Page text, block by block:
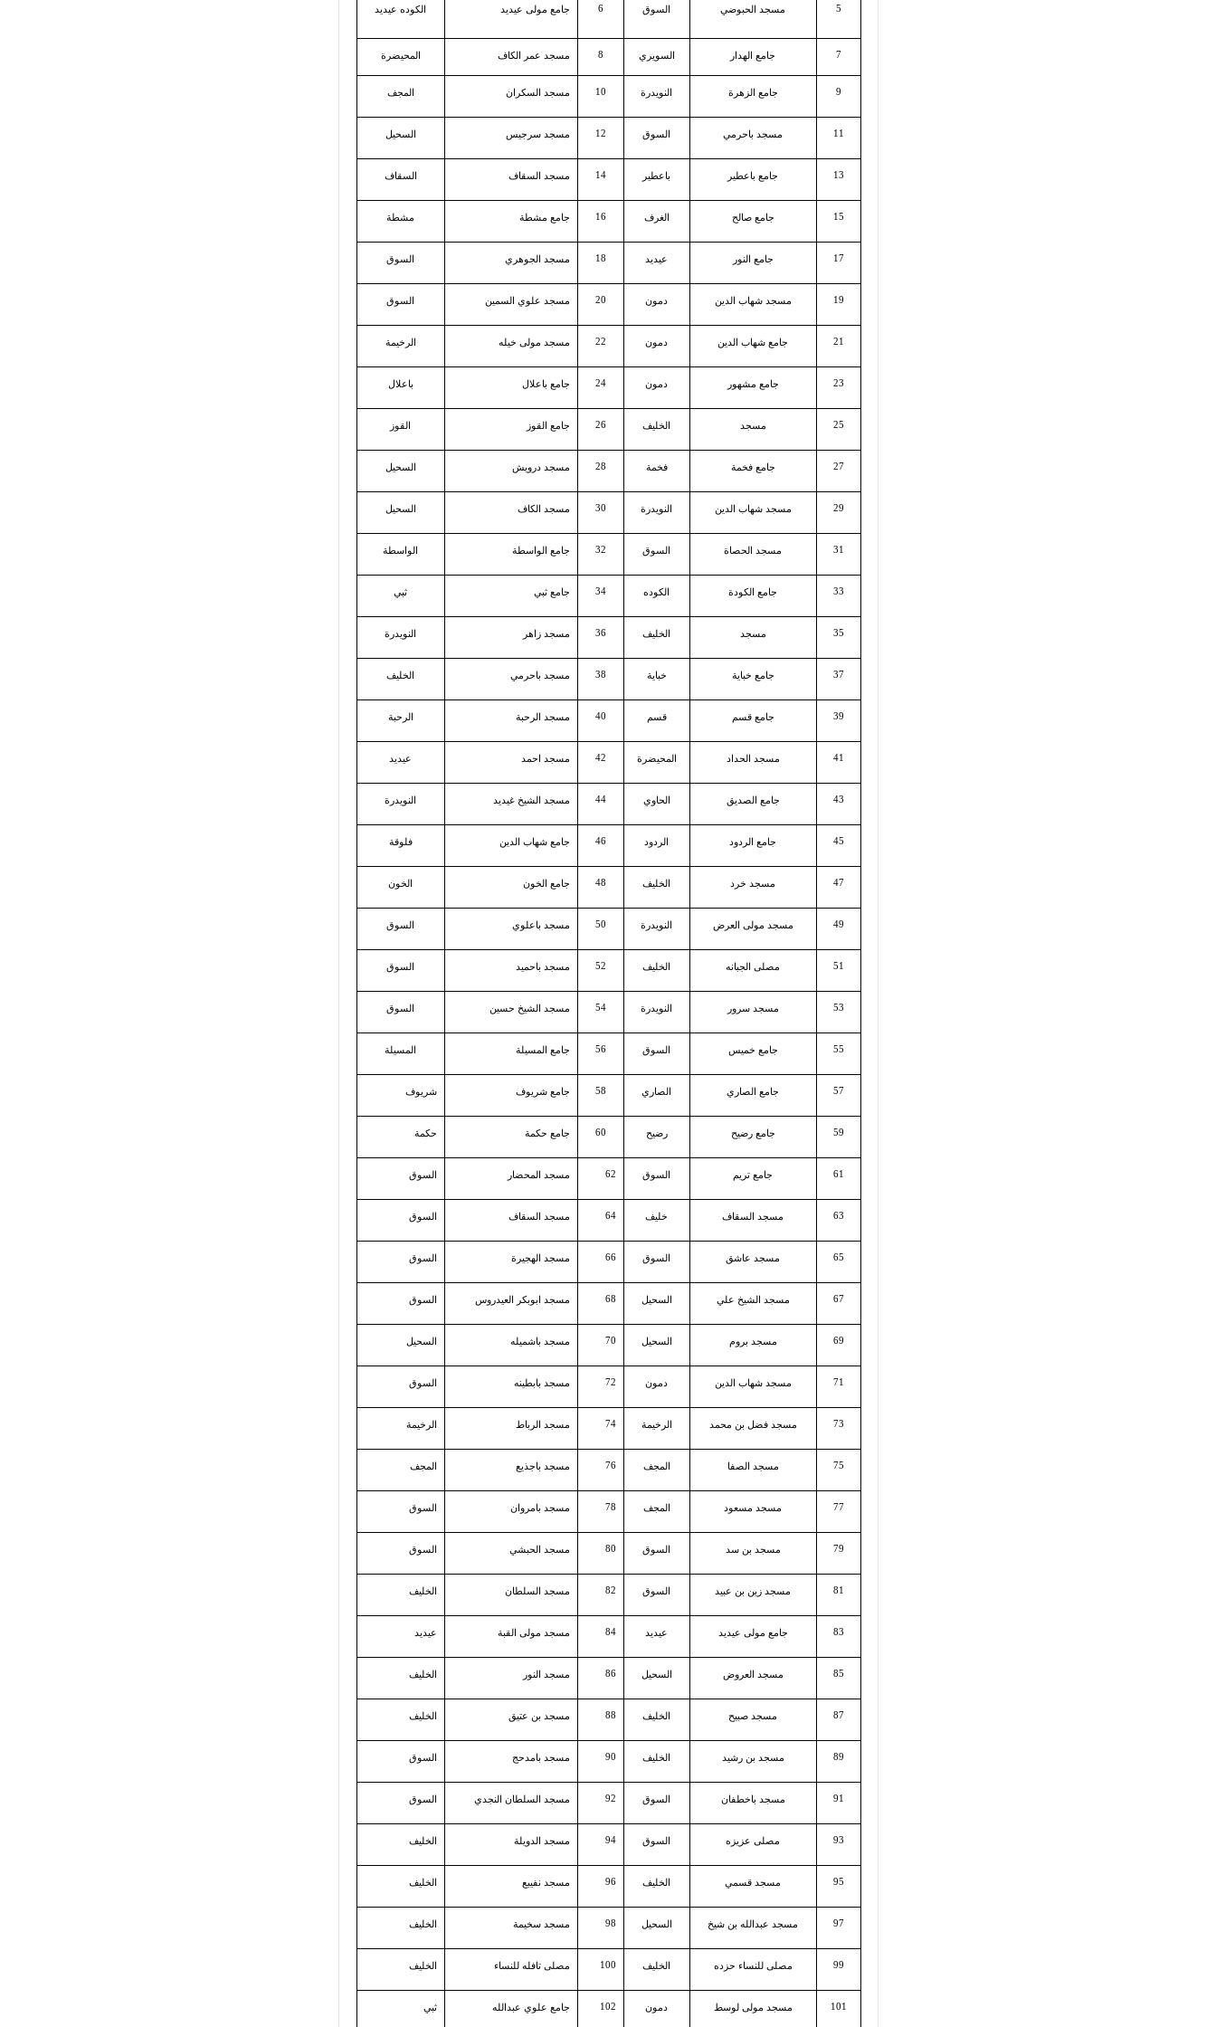
5 مسجد الحبوضي السوق 6 جامع مولى عيديد الكوده عيديد
7 جامع الهدار السويري 8 مسجد عمر الكاف المحيضرة
9 جامع الزهرة النويدرة 10 مسجد السكران المجف
11 مسجد باحرمي السوق 12 مسجد سرجيس السحيل
13 جامع باعطير باعطير 14 مسجد السقاف السقاف
15 جامع صالح الغرف 16 جامع مشطة مشطة
17 جامع النور عيديد 18 مسجد الجوهري السوق
19 مسجد شهاب الدين دمون 20 مسجد علوي السمين السوق
21 جامع شهاب الدين دمون 22 مسجد مولى خيله الرخيمة
23 جامع مشهور دمون 24 جامع باعلال باعلال
25 مسجد الخليف 26 جامع القوز القوز
27 جامع فخمة فخمة 28 مسجد درويش السحيل
29 مسجد شهاب الدين النويدرة 30 مسجد الكاف السحيل
31 مسجد الحصاة السوق 32 جامع الواسطة الواسطة
33 جامع الكودة الكوده 34 جامع ثبي ثبي
35 مسجد الخليف 36 مسجد زاهر النويدرة
37 جامع خباية خباية 38 مسجد باحرمي الخليف
39 جامع قسم قسم 40 مسجد الرحبة الرحبة
41 مسجد الحداد المحيضرة 42 مسجد احمد عيديد
43 جامع الصديق الحاوي 44 مسجد الشيخ غيديد النويدرة
45 جامع الردود الردود 46 جامع شهاب الدين فلوقة
47 مسجد خرد الخليف 48 جامع الخون الخون
49 مسجد مولى العرض النويدرة 50 مسجد باعلوي السوق
51 مصلى الجبانه الخليف 52 مسجد باحميد السوق
53 مسجد سرور النويدرة 54 مسجد الشيخ حسين السوق
55 جامع خميس السوق 56 جامع المسيلة المسيلة
57 جامع الصاري الصاري 58 جامع شريوف شريوف
59 جامع رضيح رضيح 60 جامع حكمة حكمة
61 جامع تريم السوق 62 مسجد المحضار السوق
63 مسجد السقاف خليف 64 مسجد السقاف السوق
65 مسجد عاشق السوق 66 مسجد الهجيرة السوق
67 مسجد الشيخ علي السحيل 68 مسجد ابوبكر العيدروس السوق
69 مسجد بروم السحيل 70 مسجد باشميله السحيل
71 مسجد شهاب الدين دمون 72 مسجد بابطينه السوق
73 مسجد فضل بن محمد الرخيمة 74 مسجد الرباط الرخيمة
75 مسجد الصفا المجف 76 مسجد باجذيع المجف
77 مسجد مسعود المجف 78 مسجد بامروان السوق
79 مسجد بن سد السوق 80 مسجد الحبشي السوق
81 مسجد زين بن عبيد السوق 82 مسجد السلطان الخليف
83 جامع مولى عيديد عيديد 84 مسجد مولى القبة عيديد
85 مسجد العروض السحيل 86 مسجد النور الخليف
87 مسجد صبيح الخليف 88 مسجد بن عتيق الخليف
89 مسجد بن رشيد الخليف 90 مسجد بامدحج السوق
91 مسجد باخطفان السوق 92 مسجد السلطان النجدي السوق
93 مصلى عزيزه السوق 94 مسجد الدويلة الخليف
95 مسجد قسمي الخليف 96 مسجد نفيبع الخليف
97 مسجد عبدالله بن شيخ السحيل 98 مسجد سخيمة الخليف
99 مصلى للنساء حزده الخليف 100 مصلى تافله للنساء الخليف
101 مسجد مولى لوسط دمون 102 جامع علوي عبدالله ثبي